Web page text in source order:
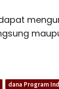
dana Program